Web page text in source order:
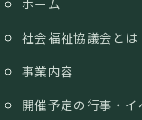
社会福祉協議会とは
事業内容
開催予定の行事・イ